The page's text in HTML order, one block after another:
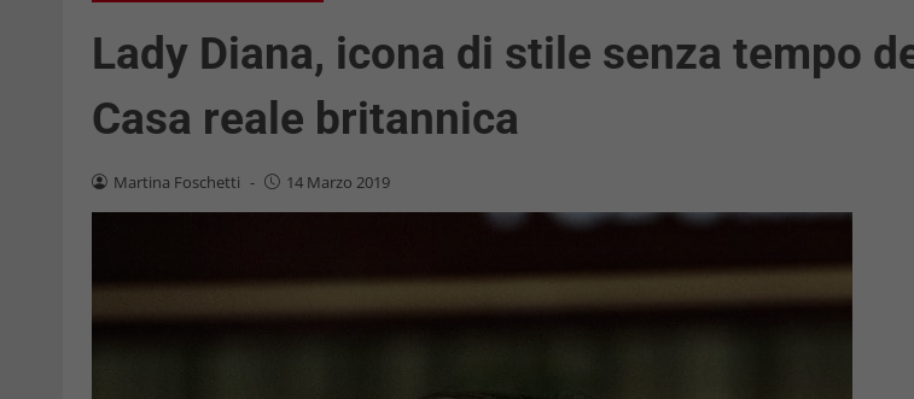
Lady Diana, icona di stile senza tempo
Casa reale britannica
Martina Foschetti - 14 Marzo 2019